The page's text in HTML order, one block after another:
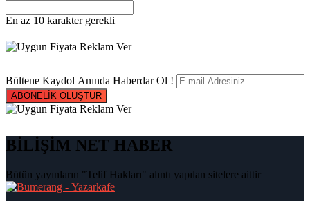
En az 10 karakter gerekli
Bültene Kaydol Anında Haberdar Ol !
ABONELİK OLUŞTUR
BİLİŞİM NET HABER
Bütün yayınların "Telif Hakları" alıntı yapılan sitelere aittir